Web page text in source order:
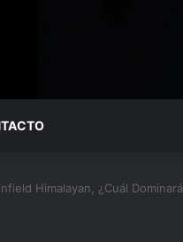
Himalayan, ¿Cuál